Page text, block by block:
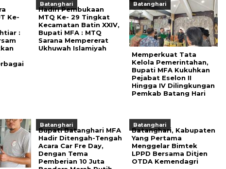
Ke-
:
Batanghari
Hadiri Pembukaan
MTQ Ke- 29 Tingkat
Kecamatan Batin XXIV,
Bupati MFA : MTQ
Sarana Mempererat
Ukhuwah Islamiyah
Batanghari
Memperkuat Tata
Kelola Pemerintahan,
Bupati MFA Kukuhkan
Pejabat Eselon II
Hingga IV Dilingkungan
Pemkab Batang Hari
Batanghari
Bupati Batanghari MFA
Hadir Ditengah-Tengah
Acara Car Fre Day,
Dengan Tema
Pemberian 10 Juta
Batanghari
Batanghari, Kabupaten
Yang Pertama
Menggelar Bimtek
LPPD Bersama Ditjen
OTDA Kemendagri